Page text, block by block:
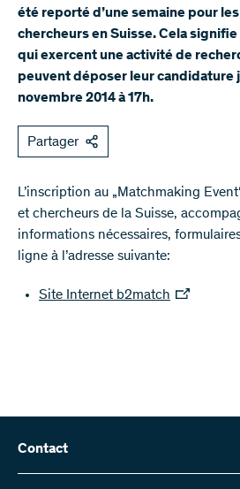
été reporté d’une semaine pour
chercheurs en Suisse. Cela
qui exercent une activité de
peuvent déposer leur candidature
novembre 2014 à 17h.
Partager
L’inscription au „Matchmaking
et chercheurs de la Suisse,
informations nécessaires,
ligne à l’adresse suivante:
Site Internet b2match
Contact
Fonds national suisse (FNS)